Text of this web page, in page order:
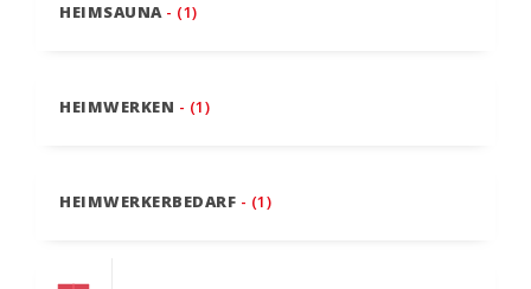
HEIMSAUNA - (1)
HEIMWERKEN - (1)
HEIMWERKERBEDARF - (1)